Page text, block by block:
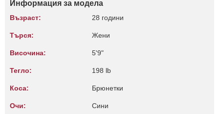
Информация за модела
Възраст: 28 години
Търся: Жени
Височина: 5'9"
Тегло: 198 lb
Коса: Брюнетки
Очи: Сини